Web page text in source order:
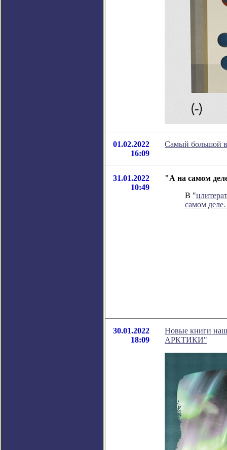
01.02.2022
16:09
Самый большой в
31.01.2022
10:49
"А на самом
В "
самом
30.01.2022
18:09
Новые книги
АРКТИКИ"